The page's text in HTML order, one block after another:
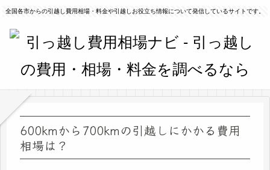
全国各市からの引越し費用相場・料金や引越しお役立ち情報について発信しているサイトです。
600kmから700kmの引越しにかかる費用
相場は？